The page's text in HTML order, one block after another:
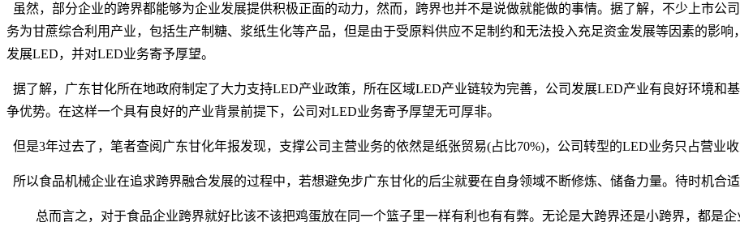
虽然，部分企业的跨界都能够为企业发展提供积极正面的动力，然而，跨界也并不是说做就能做的事情。据了解，不少上市公
务为甘蔗综合利用产业，包括生产制糖、浆纸生化等产品，但是由于受原料供应不足制约和无法投入充足资金发展等因素的影响
发展LED，并对LED业务寄予厚望。
据了解，广东甘化所在地政府制定了大力支持LED产业政策，所在区域LED产业链较为完善，公司发展LED产业有良好环境和
争优势。在这样一个具有良好的产业背景前提下，公司对LED业务寄予厚望无可厚非。
但是3年过去了，笔者查阅广东甘化年报发现，支撑公司主营业务的依然是纸张贸易(占比70%)，公司转型的LED业务只占营业
所以食品机械企业在追求跨界融合发展的过程中，若想避免步广东甘化的后尘就要在自身领域不断修炼、储备力量。待时机合
总而言之，对于食品企业跨界就好比该不该把鸡蛋放在同一个篮子里一样有利也有有弊。无论是大跨界还是小跨界，都是